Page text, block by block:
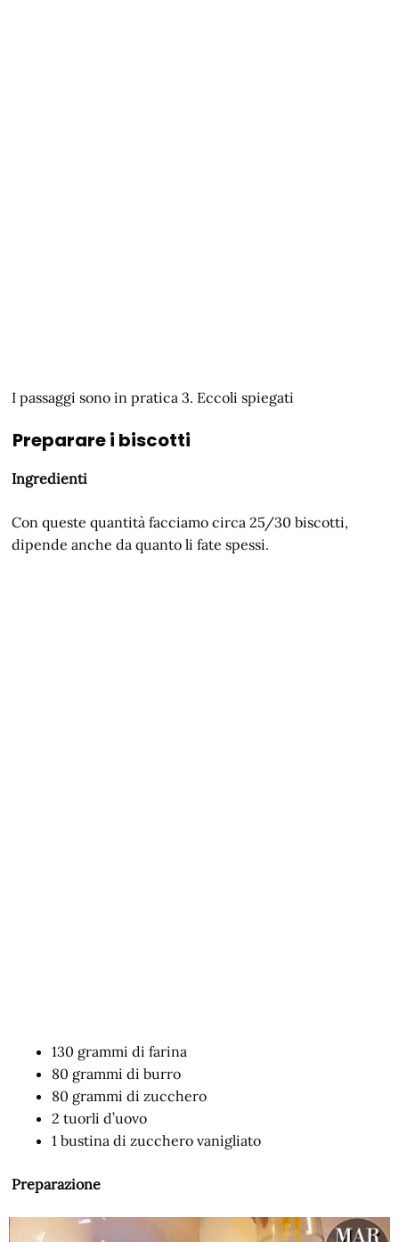
I passaggi sono in pratica 3. Eccoli spiegati
Preparare i biscotti
Ingredienti
Con queste quantità facciamo circa 25/30 biscotti,
dipende anche da quanto li fate spessi.
130 grammi di farina
80 grammi di burro
80 grammi di zucchero
2 tuorli d’uovo
1 bustina di zucchero vanigliato
Preparazione